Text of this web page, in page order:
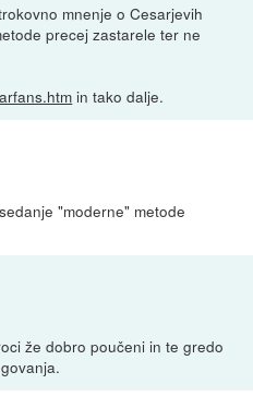
mnenje o Cesarjevih
precej zastarele ter ne
in tako dalje.
"moderne" metode
že dobro poučeni in te gredo